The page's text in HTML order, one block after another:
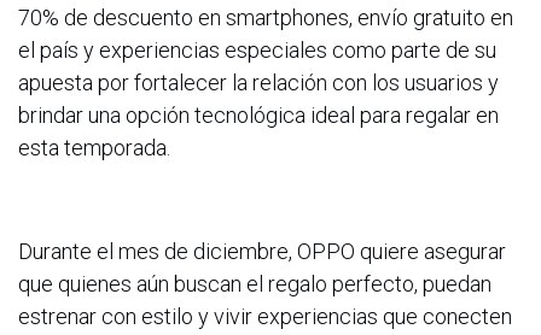
70% de descuento en smartphones, envío gratuito en
el país y experiencias especiales como parte de su
apuesta por fortalecer la relación con los usuarios y
brindar una opción tecnológica ideal para regalar en
esta temporada.
Durante el mes de diciembre, OPPO quiere asegurar
que quienes aún buscan el regalo perfecto, puedan
estrenar con estilo y vivir experiencias que conecten